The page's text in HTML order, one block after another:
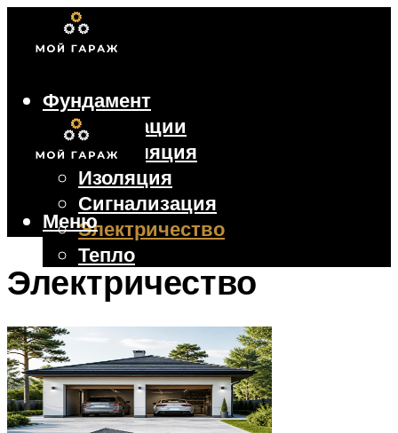
Фундамент
Коммуникации
Вентиляция
Изоляция
Сигнализация
Электричество
Тепло
Крыша
Ворота
Меню
Меню
Электричество